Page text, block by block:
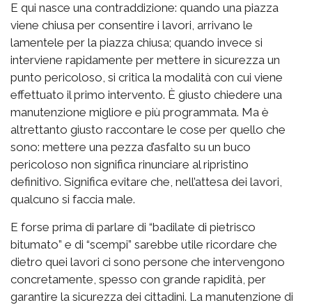
E qui nasce una contraddizione: quando una piazza
viene chiusa per consentire i lavori, arrivano le
lamentele per la piazza chiusa; quando invece si
interviene rapidamente per mettere in sicurezza un
punto pericoloso, si critica la modalità con cui viene
effettuato il primo intervento. È giusto chiedere una
manutenzione migliore e più programmata. Ma è
altrettanto giusto raccontare le cose per quello che
sono: mettere una pezza d’asfalto su un buco
pericoloso non significa rinunciare al ripristino
definitivo. Significa evitare che, nell’attesa dei lavori,
qualcuno si faccia male.
E forse prima di parlare di “badilate di pietrisco
bitumato” e di “scempi” sarebbe utile ricordare che
dietro quei lavori ci sono persone che intervengono
concretamente, spesso con grande rapidità, per
garantire la sicurezza dei cittadini. La manutenzione di